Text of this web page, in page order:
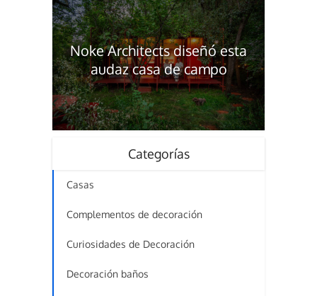
Noke Architects diseñó esta
audaz casa de campo
Categorías
Casas
Complementos de decoración
Curiosidades de Decoración
Decoración baños